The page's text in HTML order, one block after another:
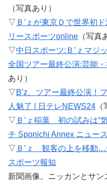
（写真あり）
▽ Ｂ′ｚが東京Ｄで世界初
リースポーツonline （写真
▽中日スポーツ:Ｂ’ｚマジ
全国ツアー最終公演:芸能
あり）
▽ B’z、ツアー最終公演！
人魅了 | 日テレNEWS24
▽ Ｂ’ｚ稲葉 初の試みは“
チ Sponichi Annex ニュース
▽ Ｂ’ｚ 観客の上を移動…
スポーツ報知
新聞画像。ニッカンとサン